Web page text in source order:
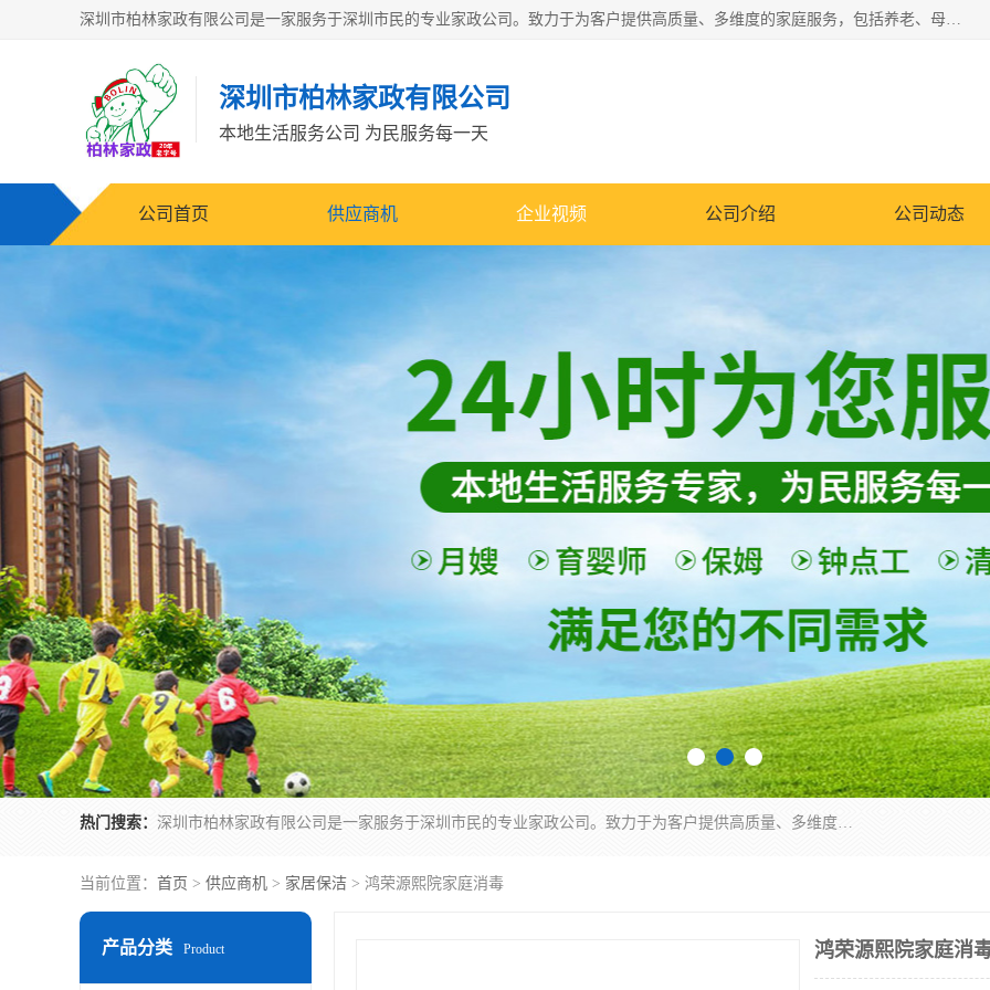
深圳市柏林家政有限公司是一家服务于深圳市民的专业家政公司。致力于为客户提供高质量、多维度的家庭服务，包括养老、母婴、月嫂育婴早教、康复理疗、家电清洗和保洁等方面的专业服务。
深圳市柏林家政有限公司
本地生活服务公司 为民服务每一天
公司首页 供应商机 企业视频 公司介绍 公司动态
热门搜索： 深圳市柏林家政有限公司是一家服务于深圳市民的专业家政公司。致力于为客户提供高质量、多维度的家庭服务，包括养老、母婴、月嫂育婴早教、康复理疗、家电清洗和保洁等方面的专业服务。
当前位置： 首页 > 供应商机 > 家居保洁 > 鸿荣源熙院家庭消毒
产品分类 Product 鸿荣源熙院家庭消